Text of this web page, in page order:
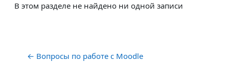
В этом разделе не найдено ни одной записи
← Вопросы по работе с Moodle